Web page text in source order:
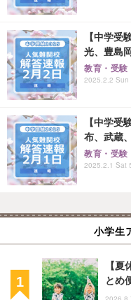
【中学受
光、豊島
教育・受験
2025.2.2 Sun
【中学受
布、武蔵
教育・受験
2025.2.1 Sat
小学生
【夏
とめ